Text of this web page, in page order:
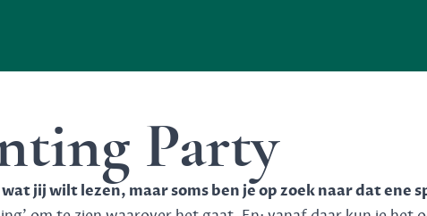
Party
jij wilt lezen, maar soms ben je op zoek naar dat ene